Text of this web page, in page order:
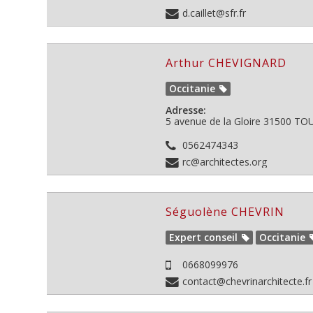
d.caillet@sfr.fr
Arthur CHEVIGNARD
Occitanie
Adresse:
5 avenue de la Gloire 31500
0562474343
rc@architectes.org
Séguolène CHEVRIN
Expert conseil Occitanie
0668099976
contact@chevrinarchitecte.fr